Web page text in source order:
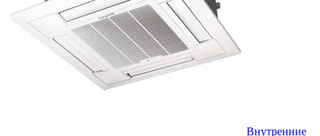
Внутренние